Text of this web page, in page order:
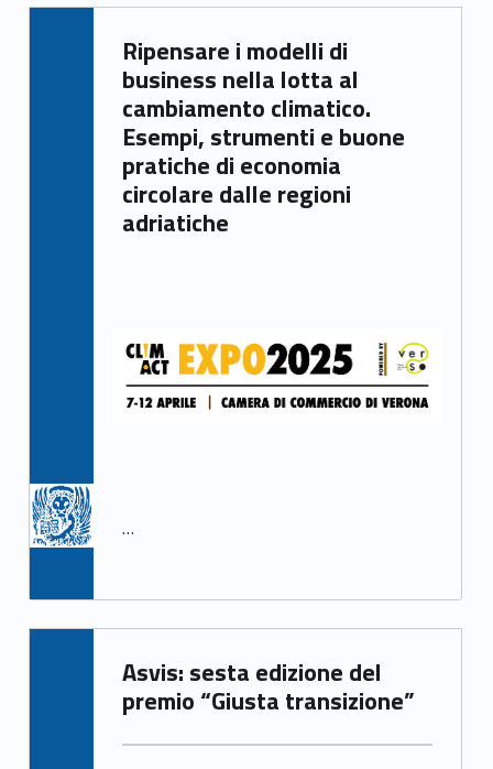
Ripensare i modelli di
business nella lotta al
cambiamento climatico.
Esempi, strumenti e buone
pratiche di economia
circolare dalle regioni
adriatiche
…
Asvis: sesta edizione del
premio “Giusta transizione”